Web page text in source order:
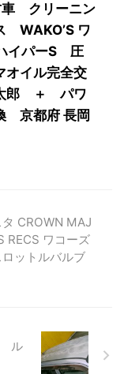
クリーニン
WAKO’S ワ
イパーS 圧
イル完全交
郎 ＋ パワ
京都府 長岡
CROWN MAJ
RECS ワコーズ
ットルバルブ
ル